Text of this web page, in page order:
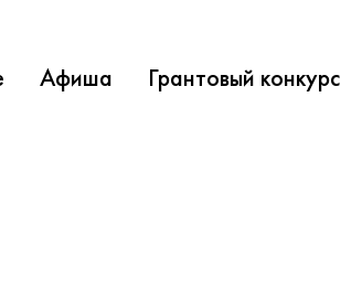
Афиша Грантовый конкурс